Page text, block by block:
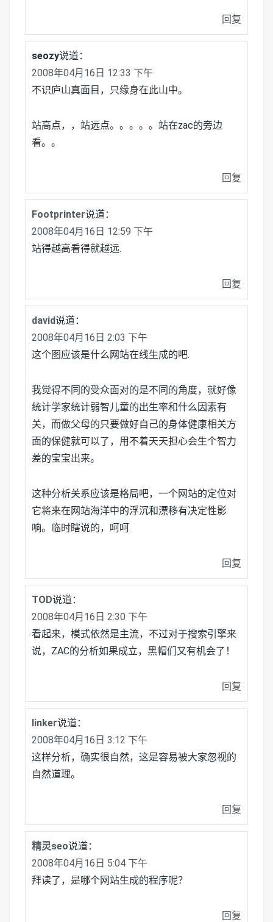
回复
seozy说道：
2008年04月16日 12:33 下午
不识庐山真面目，只缘身在此山中。
站高点，，站远点。。。。。站在zac的旁边
看。。
回复
Footprinter说道：
2008年04月16日 12:59 下午
站得越高看得就越远.
回复
david说道：
2008年04月16日 2:03 下午
这个图应该是什么网站在线生成的吧.
我觉得不同的受众面对的是不同的角度，就好像
统计学家统计弱智儿童的出生率和什么因素有
关，而做父母的只要做好自己的身体健康相关方
面的保健就可以了，用不着天天担心会生个智力
差的宝宝出来。
这种分析关系应该是格局吧，一个网站的定位对
它将来在网站海洋中的浮沉和漂移有决定性影
响。临时瞎说的，呵呵
回复
TOD说道：
2008年04月16日 2:30 下午
看起来，模式依然是主流，不过对于搜索引擎来
说，ZAC的分析如果成立，黑帽们又有机会了！
回复
linker说道：
2008年04月16日 3:12 下午
这样分析，确实很自然，这是容易被大家忽视的
自然道理。
回复
精灵seo说道：
2008年04月16日 5:04 下午
拜读了，是哪个网站生成的程序呢？
回复